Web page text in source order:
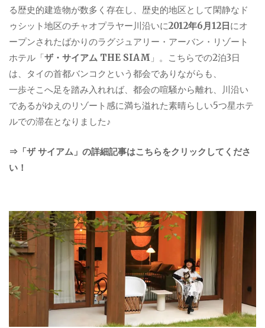
る歴史的建造物が数多く存在し、歴史的地区として閑静なド
ゥシット地区のチャオプラヤー川沿いに2012年6月12日にオ
ープンされたばかりのラグジュアリー・アーバン・リゾート
ホテル「ザ・サイアム THE SIAM 」。こちらでの2泊3日
は、タイの首都バンコクという都会でありながらも、
一歩そこへ足を踏み入れれば、都会の喧騒から離れ、川沿い
であるがゆえのリゾート感に満ち溢れた素晴らしい5つ星ホテ
ルでの滞在となりました♪
⇒「ザ サイアム」の詳細記事はこちらをクリックしてくださ
い！